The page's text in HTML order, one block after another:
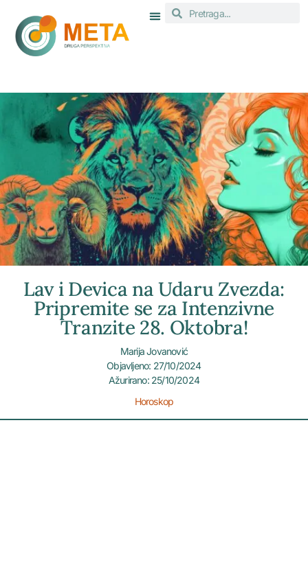
Lav i Devica na Udaru Zvezda:
Pripremite se za Intenzivne
Tranzite 28. Oktobra!
Marija Jovanović
Objavljeno: 27/10/2024
Ažurirano: 25/10/2024
Horoskop